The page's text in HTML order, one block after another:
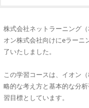
株式会社ネットラーニング
オン株式会社向けにeラーニ
了いたしました。
この学習コースは、イオン
略的な考え方と基本的な分
習目標としています。